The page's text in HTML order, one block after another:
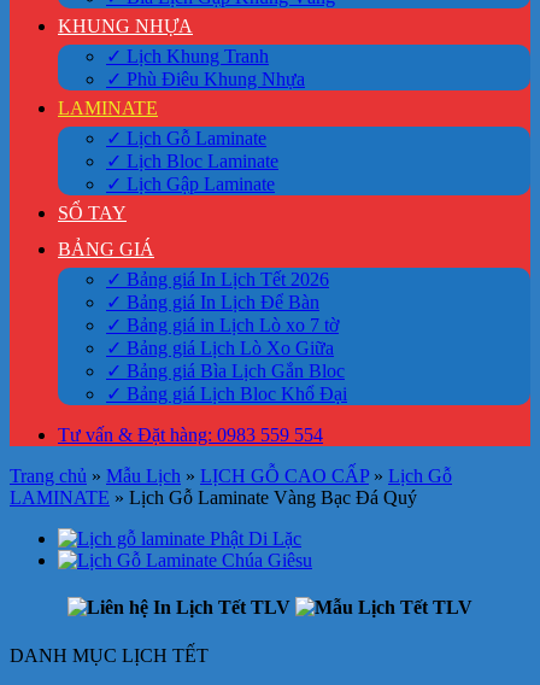
KHUNG NHỰA
✓ Lịch Khung Tranh
✓ Phù Điêu Khung Nhựa
LAMINATE
✓ Lịch Gỗ Laminate
✓ Lịch Bloc Laminate
✓ Lịch Gập Laminate
SỔ TAY
BẢNG GIÁ
✓ Bảng giá In Lịch Tết 2026
✓ Bảng giá In Lịch Để Bàn
✓ Bảng giá in Lịch Lò xo 7 tờ
✓ Bảng giá Lịch Lò Xo Giữa
✓ Bảng giá Bìa Lịch Gắn Bloc
✓ Bảng giá Lịch Bloc Khổ Đại
Tư vấn & Đặt hàng: 0983 559 554
Trang chủ » Mẫu Lịch » LỊCH GỖ CAO CẤP » Lịch Gỗ
LAMINATE » Lịch Gỗ Laminate Vàng Bạc Đá Quý
DANH MỤC LỊCH TẾT